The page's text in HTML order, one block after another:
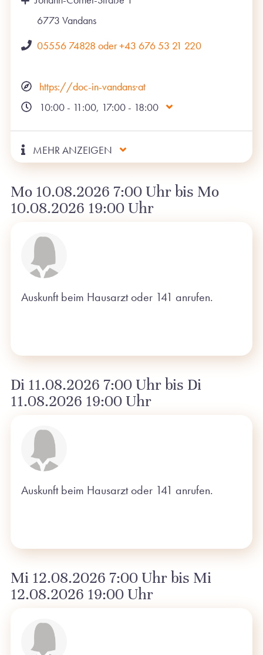
6773 Vandans
05556 74828 oder +43 676 53 21 220
https://doc-in-vandans·at
10:00 - 11:00, 17:00 - 18:00
MEHR ANZEIGEN
Mo 10.08.2026 7:00 Uhr bis Mo
10.08.2026 19:00 Uhr
Auskunft beim Hausarzt oder 141 anrufen.
Di 11.08.2026 7:00 Uhr bis Di
11.08.2026 19:00 Uhr
Auskunft beim Hausarzt oder 141 anrufen.
Mi 12.08.2026 7:00 Uhr bis Mi
12.08.2026 19:00 Uhr